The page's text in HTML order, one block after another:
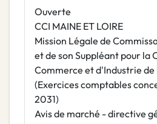
Ouverte
CCI MAINE ET LOIRE
Mission Légale de
et de son Suppléant pour la
Commerce et d'Industrie de
(Exercices comptables
2031)
Avis de marché - directive